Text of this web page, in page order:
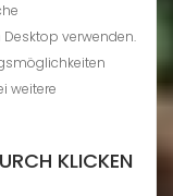
verwenden.
weitere
KLICKEN